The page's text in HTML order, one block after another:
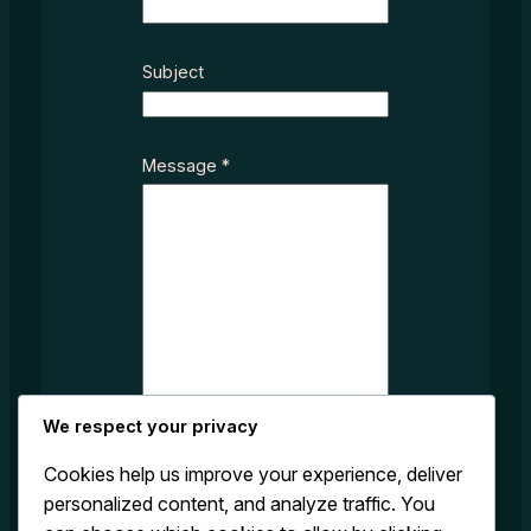
c
*
Subject
Message *
Submit
We respect your privacy
Cookies help us improve your experience, deliver
personalized content, and analyze traffic. You